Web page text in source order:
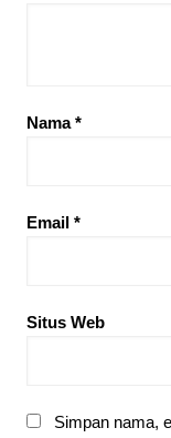
Nama*
Email *
Situs Web
Simpan nama,